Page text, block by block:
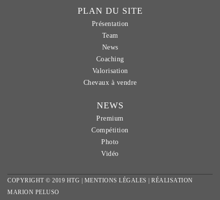
PLAN DU SITE
Présentation
Team
News
Coaching
Valorisation
Chevaux à vendre
NEWS
Premium
Compétition
Photo
Vidéo
COPYRIGHT © 2019 HTG | MENTIONS LÉGALES | RÉALISATION
MARION PELUSO